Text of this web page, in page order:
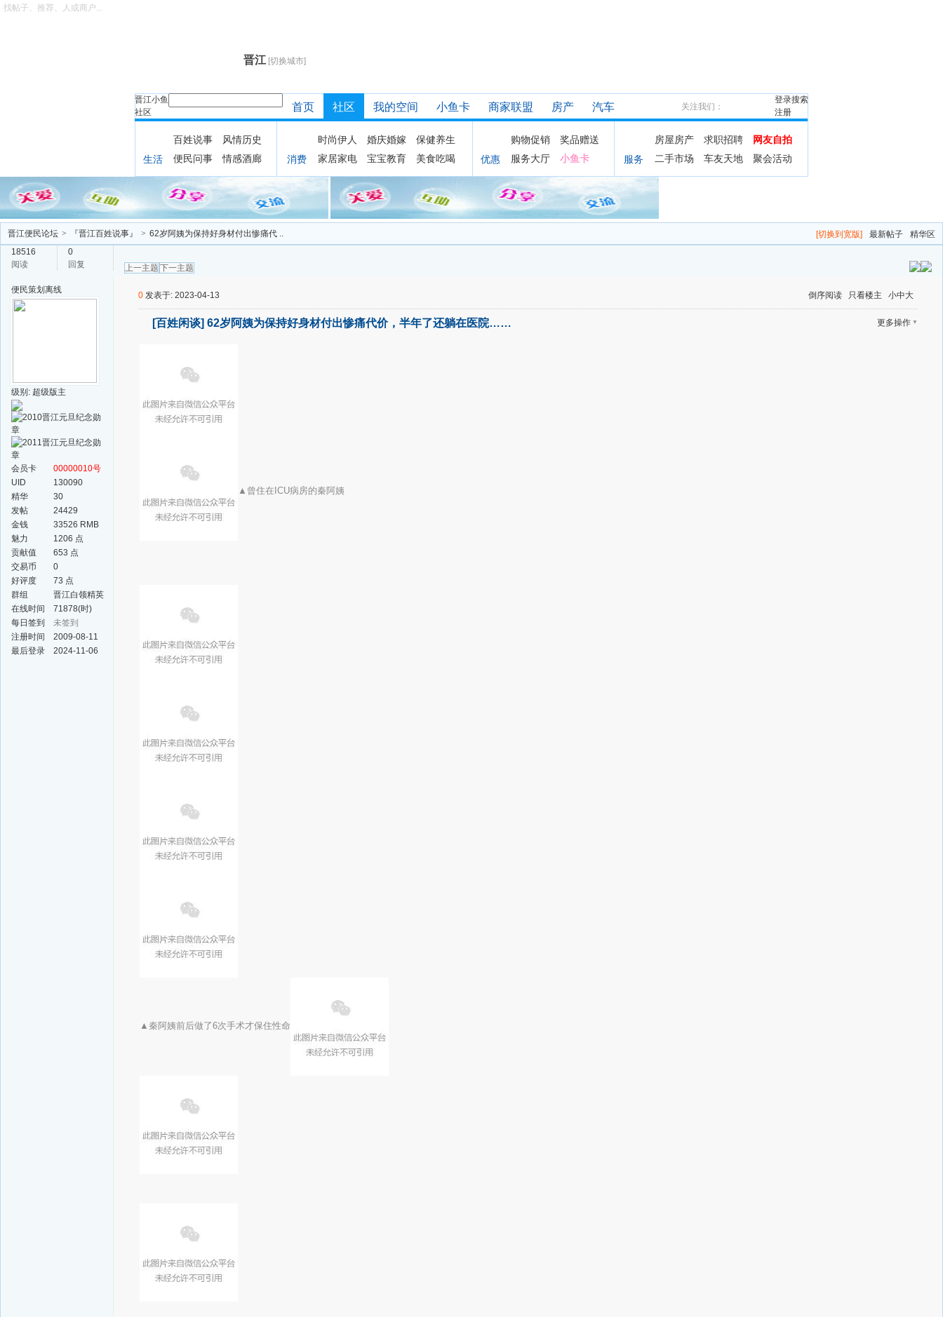
晋江 [切换城市]
晋江小鱼
社区
搜索
找帖子、推荐、人或商户...
登录
注册
首页 社区 我的空间 小鱼卡 商家联盟 房产 汽车 关注我们：
生活
百姓说事
风情历史
便民问事
情感酒廊 消费
时尚伊人 婚庆婚嫁
保健养生
家居家电
宝宝教育 美食吃喝 优惠
购物促销
奖品赠送
服务大厅
小鱼卡 服务
房屋房产 求职招聘
网友自拍
二手市场
车友天地 聚会活动
[切换到宽版] 最新帖子 精华区
晋江便民论坛 > 『晋江百姓说事』 > 62岁阿姨为保持好身材付出惨痛代 ..
18516
阅读
0
回复
上一主题 下一主题
便民策划 离线
级别: 超级版主
会员卡
00000010号
UID
130090
精华
30
发帖
24429
金钱
33526 RMB
魅力
1206 点
贡献值
653 点
交易币
0
好评度
73 点
群组
晋江白领精英
群
在线时间
71878(时)
每日签到
未签到
注册时间
2009-08-11
最后登录
2024-11-06
倒序阅读 只看楼主 小中大
0 发表于: 2023-04-13
更多操作 ▼
[百姓闲谈] 62岁阿姨为保持好身材付出惨痛代价，半年了还躺在医院……
▲曾住在ICU病房的秦阿姨
▲秦阿姨前后做了6次手术才保住性命